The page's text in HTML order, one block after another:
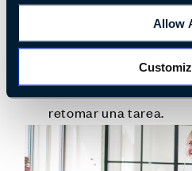
Allow
Interrupciones:
tarea para centrarnos
suele tarda de unos
retomar una tarea.